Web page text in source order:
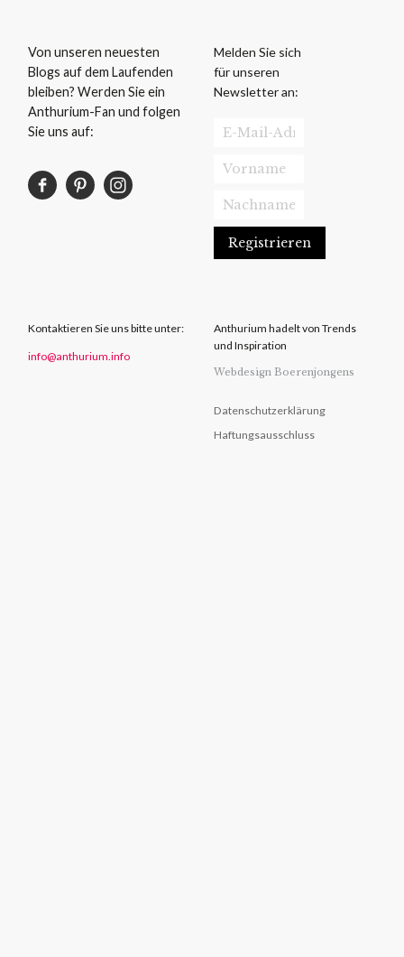
Von unseren neuesten
Blogs auf dem Laufenden
bleiben? Werden Sie ein
Anthurium-Fan und folgen
Sie uns auf:
Melden Sie sich
für unseren
Newsletter an:
Kontaktieren Sie uns bitte unter:
info@anthurium.info
Anthurium hadelt von Trends
und Inspiration
Webdesign Boerenjongens
Datenschutzerklärung
Haftungsausschluss